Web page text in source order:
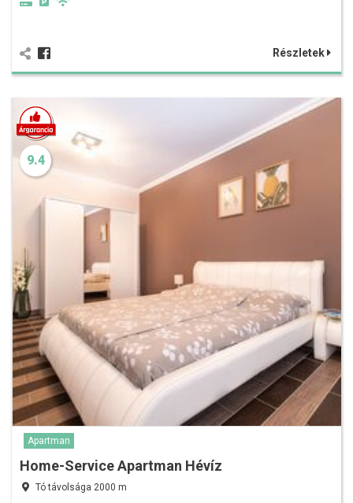
Részletek
9.4
Apartman
Home-Service Apartman Hévíz
Tó távolsága 2000 m